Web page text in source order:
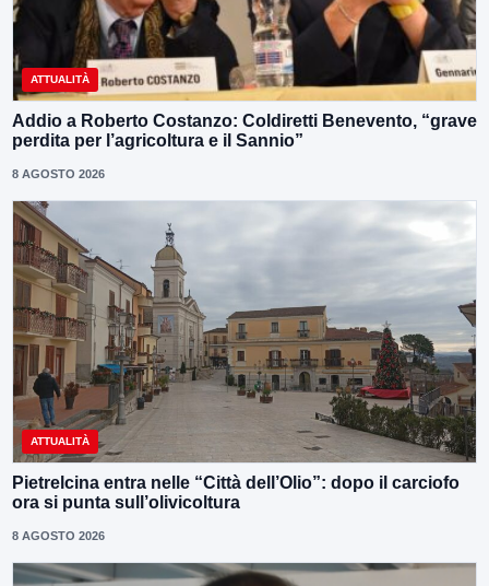
ATTUALITÀ
Addio a Roberto Costanzo: Coldiretti Benevento, “grave
perdita per l’agricoltura e il Sannio”
8 AGOSTO 2026
ATTUALITÀ
Pietrelcina entra nelle “Città dell’Olio”: dopo il carciofo
ora si punta sull’olivicoltura
8 AGOSTO 2026